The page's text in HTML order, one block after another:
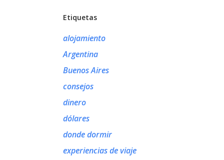
Etiquetas
alojamiento
Argentina
Buenos Aires
consejos
dinero
dólares
donde dormir
experiencias de viaje